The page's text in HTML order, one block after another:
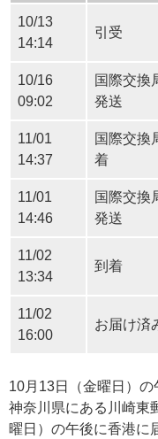
10/13
14:14
引受
10/16
09:02
国際交換
発送
11/01
14:37
国際交換
着
11/01
14:46
国際交換
発送
11/02
13:34
到着
11/02
16:00
お届け済
10月13日（金曜日）の
神奈川県にある川崎東
曜日）の午後に香港に